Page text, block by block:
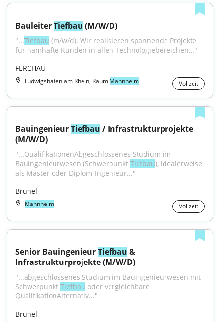
Bauleiter Tiefbau (M/W/D)
"...Tiefbau (m/w/d). Wir realisieren spannende Projekte
für namhafte Kunden in allen Technologiebereichen..."
FERCHAU
Ludwigshafen am Rhein, Raum Mannheim Vollzeit
Bauingenieur Tiefbau / Infrastrukturprojekte
(M/W/D)
"...QualifikationenAbgeschlossenes Studium im
Bauingenieurwesen (Schwerpunkt Tiefbau), idealerweise
als Master oder Diplom-Ingenieur..."
Brunel
Mannheim Vollzeit
Senior Bauingenieur Tiefbau &
Infrastrukturprojekte (M/W/D)
"...abgeschlossenes Studium im Bauingenieurwesen mit
Schwerpunkt Tiefbau oder vergleichbare
QualifikationAlternativ..."
Brunel